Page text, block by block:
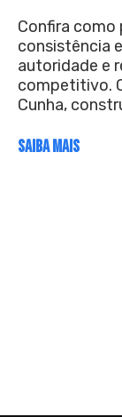
Confira
consistência
autoridade e
competitivo.
Cunha,
SAIBA MAIS